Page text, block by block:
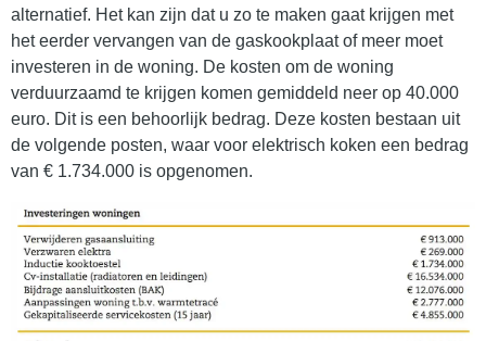
alternatief. Het kan zijn dat u zo te maken gaat krijgen met
het eerder vervangen van de gaskookplaat of meer moet
investeren in de woning. De kosten om de woning
verduurzaamd te krijgen komen gemiddeld neer op 40.000
euro. Dit is een behoorlijk bedrag. Deze kosten bestaan uit
de volgende posten, waar voor elektrisch koken een bedrag
van € 1.734.000 is opgenomen.